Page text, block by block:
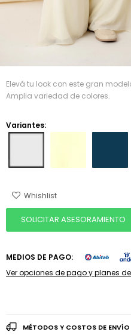
Elevá tu look con este gran
Amplia variedad de colores.
Variantes:
SOLICITAR ASESORAMIENTO
MEDIOS DE PAGO:
Ver opciones de pago y planes
MÉTODOS Y COSTOS DE ENVÍO